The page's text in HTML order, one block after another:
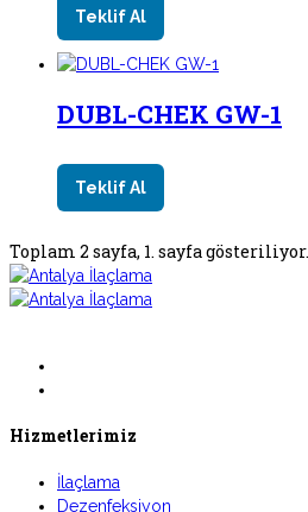
Teklif Al
DUBL-CHEK GW-1
Teklif Al
Toplam 2 sayfa, 1. sayfa gösteriliyor.
Hizmetlerimiz
İlaçlama
Dezenfeksiyon